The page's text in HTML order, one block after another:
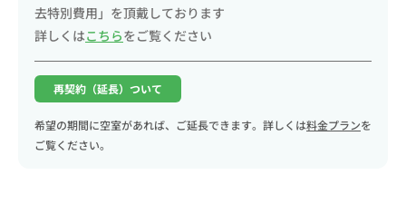
去特別費用」を頂戴しております
詳しくはこちらをご覧ください
再契約（延長）ついて
希望の期間に空室があれば、ご延長できます。詳しくは料金プランを
ご覧ください。